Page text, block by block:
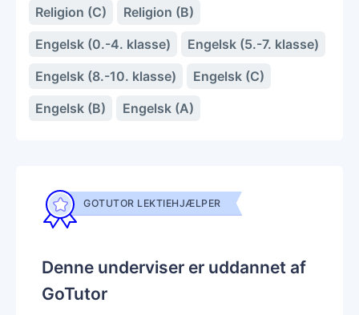
Religion (C)
Religion (B)
Engelsk (0.-4. klasse)
Engelsk (5.-7. klasse)
Engelsk (8.-10. klasse)
Engelsk (C)
Engelsk (B)
Engelsk (A)
GOTUTOR LEKTIEHJÆLPER
Denne underviser er uddannet af
GoTutor